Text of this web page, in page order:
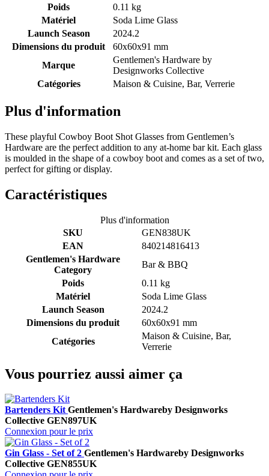
Poids
0.11 kg
Matériel
Soda Lime Glass
Launch Season
2024.2
Dimensions du produit
60x60x91 mm
Marque
Gentlemen's Hardware by
Designworks Collective
Catégories
Maison & Cuisine, Bar, Verrerie
Plus d'information
These playful Cowboy Boot Shot Glasses from Gentlemen’s
Hardware are the perfect addition to any at-home bar kit. Each glass
is moulded in the shape of a cowboy boot and comes as a set of two,
perfect for gifting or display.
Caractéristiques
Plus d'information
SKU
GEN838UK
EAN
840214816413
Gentlemen's Hardware
Category
Bar & BBQ
Poids
0.11 kg
Matériel
Soda Lime Glass
Launch Season
2024.2
Dimensions du produit
60x60x91 mm
Catégories
Maison & Cuisine, Bar,
Verrerie
Vous pourriez aussi aimer ça
Bartenders KitGentlemen's Hardwareby Designworks
Collective GEN897UK
Connexion pour le prix
Gin Glass - Set of 2 Gentlemen's Hardwareby Designworks
Collective GEN855UK